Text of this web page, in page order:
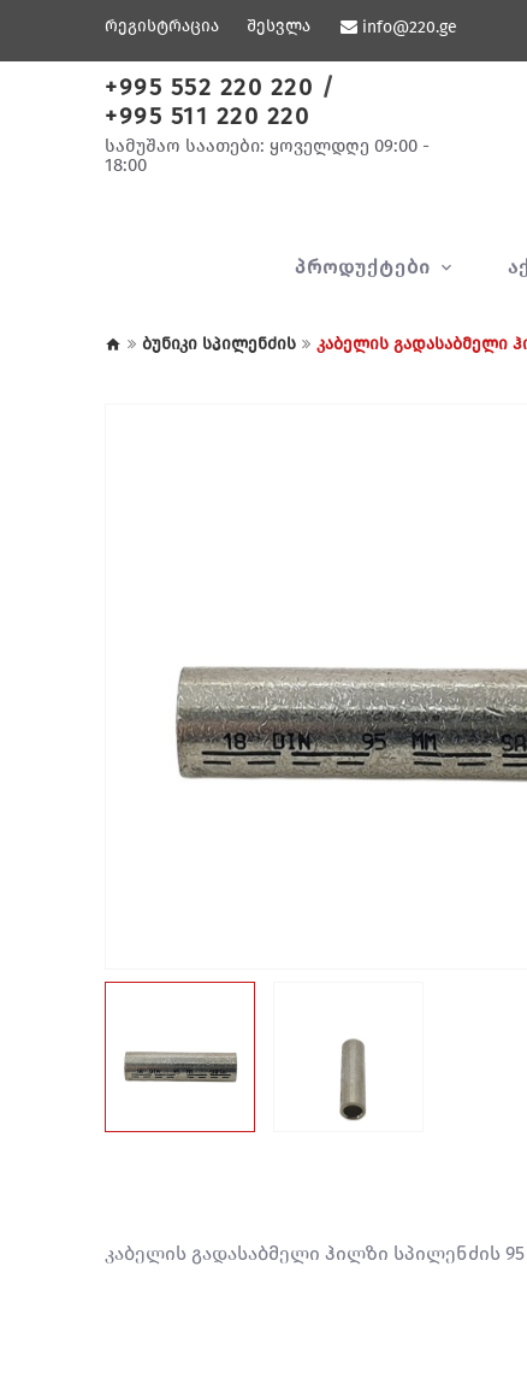
რეგისტრაცია შესვლა info@220.ge
+995 552 220 220 /
+995 511 220 220
სამუშაო საათები: ყოველდღე 09:00 -
18:00
ᲞᲠᲝᲓᲣᲥᲢᲔᲑᲘ
ბუნიკი სპილენძის კაბელის გადასაბმელი
კაბელის გადასაბმელი ჰილზი სპილენძის 95